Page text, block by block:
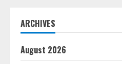
ARCHIVES
August 2026